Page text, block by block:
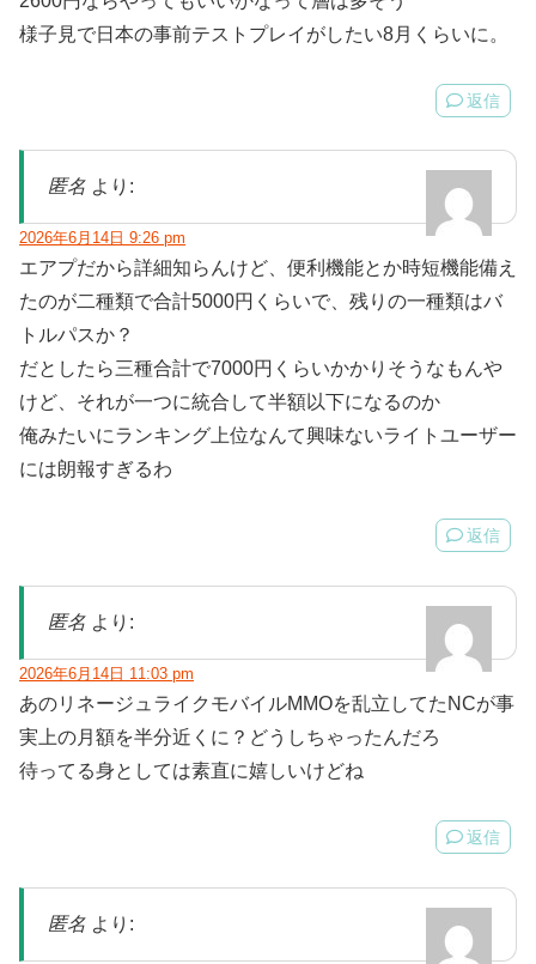
様子見で日本の事前テストプレイがしたい8月くらいに。
返信
匿名 より:
2026年6月14日 9:26 pm
エアプだから詳細知らんけど、便利機能とか時短機能備え
たのが二種類で合計5000円くらいで、残りの一種類はバ
トルパスか？
だとしたら三種合計で7000円くらいかかりそうなもんや
けど、それが一つに統合して半額以下になるのか
俺みたいにランキング上位なんて興味ないライトユーザー
には朗報すぎるわ
返信
匿名 より:
2026年6月14日 11:03 pm
あのリネージュライクモバイルMMOを乱立してたNCが事
実上の月額を半分近くに？どうしちゃったんだろ
待ってる身としては素直に嬉しいけどね
返信
匿名 より: